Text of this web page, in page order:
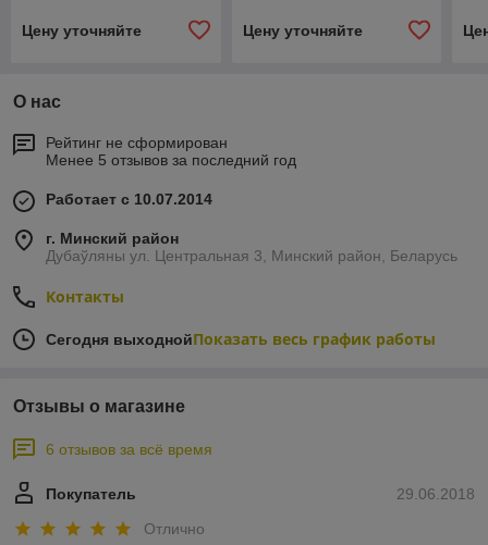
Цену уточняйте Цену уточняйте
О нас
Рейтинг не сформирован
Менее 5 отзывов за последний год
Работает с 10.07.2014
г. Минский район
Дубаўляны ул. Центральная 3, Минский район, Беларусь
Контакты
Сегодня выходнойПоказать весь график работы
Отзывы о магазине
6 отзывов за всё время
29.06.2018
Покупатель
Отлично